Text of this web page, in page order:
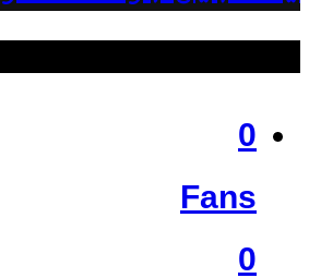
0
Fans
0